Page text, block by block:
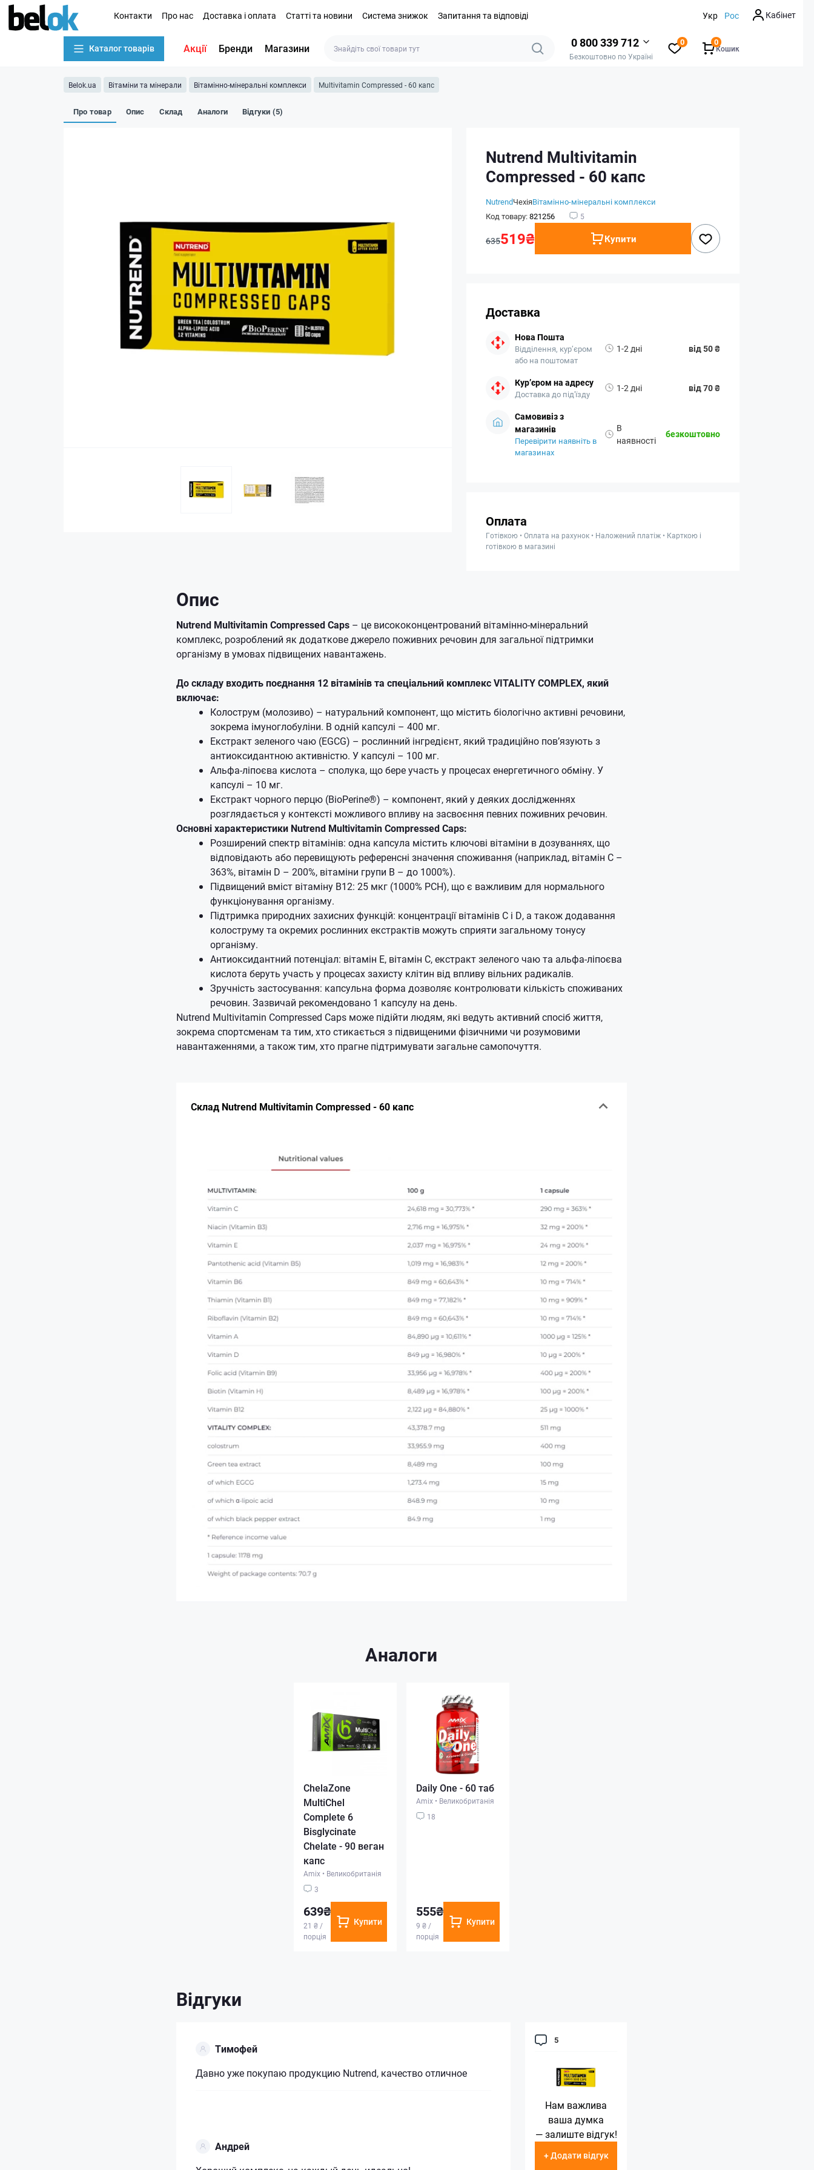
Контакти Про нас Доставка і оплата Статті та новини Система знижок Запитання та відповіді Укр Рос Кабінет
Каталог товарів Акції Бренди Магазини 0 800 339 712
Безкоштовно по Україні
0
Кошик
0
Belok.ua Вітаміни та мінерали Вітамінно-мінеральні комплекси Multivitamin Compressed - 60 капс
Про товар Опис Склад Аналоги Відгуки (5)
Nutrend Multivitamin
Compressed - 60 капс
NutrendЧехіяВітамінно-мінеральні комплекси
Код товару:821256 5
635519₴ Купити
Доставка
Нова Пошта
Відділення, кур’єром
або на поштомат
1-2 дні від 50 ₴
Кур’єром на адресу
Доставка до під'їзду
1-2 дні від 70 ₴
Самовивіз з
магазинів
Перевірити наявніть в
магазинах
В
наявності
безкоштовно
Оплата
Готівкою • Оплата на рахунок • Наложений платіж • Карткою і
готівкою в магазині
Опис
Nutrend Multivitamin Compressed Caps – це висококонцентрований вітамінно-мінеральний
комплекс, розроблений як додаткове джерело поживних речовин для загальної підтримки
організму в умовах підвищених навантажень.
До складу входить поєднання 12 вітамінів та спеціальний комплекс VITALITY COMPLEX, який
включає:
Колострум (молозиво) – натуральний компонент, що містить біологічно активні речовини,
зокрема імуноглобуліни. В одній капсулі – 400 мг.
Екстракт зеленого чаю (EGCG) – рослинний інгредієнт, який традиційно пов’язують з
антиоксидантною активністю. У капсулі – 100 мг.
Альфа-ліпоєва кислота – сполука, що бере участь у процесах енергетичного обміну. У
капсулі – 10 мг.
Екстракт чорного перцю (BioPerine®) – компонент, який у деяких дослідженнях
розглядається у контексті можливого впливу на засвоєння певних поживних речовин.
Основні характеристики Nutrend Multivitamin Compressed Caps:
Розширений спектр вітамінів: одна капсула містить ключові вітаміни в дозуваннях, що
відповідають або перевищують референсні значення споживання (наприклад, вітамін C –
363%, вітамін D – 200%, вітаміни групи B – до 1000%).
Підвищений вміст вітаміну B12: 25 мкг (1000% РСН), що є важливим для нормального
функціонування організму.
Підтримка природних захисних функцій: концентрації вітамінів C і D, а також додавання
колоструму та окремих рослинних екстрактів можуть сприяти загальному тонусу
організму.
Антиоксидантний потенціал: вітамін E, вітамін C, екстракт зеленого чаю та альфа-ліпоєва
кислота беруть участь у процесах захисту клітин від впливу вільних радикалів.
Зручність застосування: капсульна форма дозволяє контролювати кількість споживаних
речовин. Зазвичай рекомендовано 1 капсулу на день.
Nutrend Multivitamin Compressed Caps може підійти людям, які ведуть активний спосіб життя,
зокрема спортсменам та тим, хто стикається з підвищеними фізичними чи розумовими
навантаженнями, а також тим, хто прагне підтримувати загальне самопочуття.
Склад Nutrend Multivitamin Compressed - 60 капс
Аналоги
ChelaZone
MultiChel
Complete 6
Bisglycinate
Chelate - 90 веган
капс
Amix • Великобританія
3
639₴
21 ₴ /
порція
Купити
Daily One - 60 таб
Amix • Великобританія
18
555₴
9 ₴ /
порція
Купити
Відгуки
5
Нам важлива
ваша думка
— залиште відгук!
+ Додати відгук
Тимофей
Давно уже покупаю продукцию Nutrend, качество отличное
Андрей